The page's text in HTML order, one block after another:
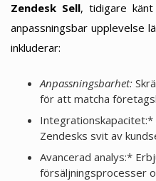
Zendesk Sell, tidigare
anpassningsbar upplevelse
inkluderar:
Anpassningsbarhet:
för att matcha
Zendesks svit av
Avancerad analys:*
försäljningsprocesser